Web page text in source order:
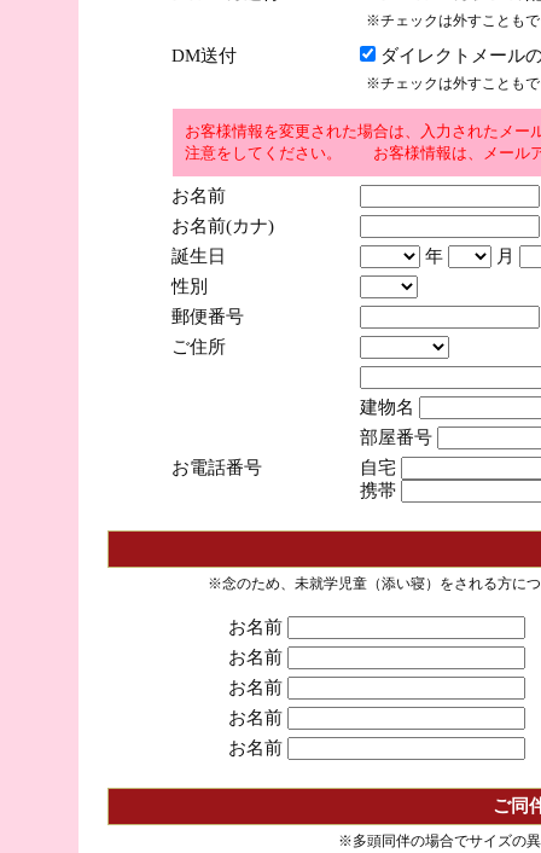
※チェックは外すことも
DM送付 ダイレクトメール
※チェックは外すことも
お客様情報を変更された場合は、入力されたメ
注意をしてください。 お客様情報は、メール
お名前
お名前(カナ)
誕生日
年
月
性別
郵便番号
ご住所
建物名
部屋番号
お電話番号
自宅
携帯
※念のため、未就学児童（添い寝）をされる方に
お名前
お名前
お名前
お名前
お名前
ご同
※多頭同伴の場合でサイズの